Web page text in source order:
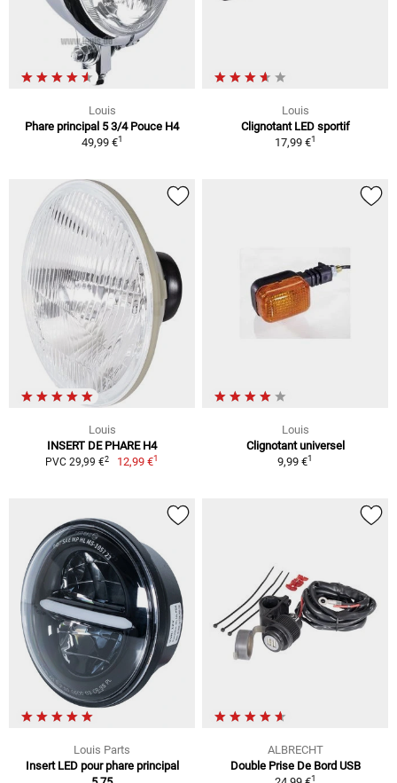
Louis
Phare principal 5 3/4 Pouce H4
49,99 €1
Louis
Clignotant LED sportif
17,99 €1
Louis
INSERT DE PHARE H4
PVC 29,99 €2 12,99 €1
Louis
Clignotant universel
9,99 €1
Louis Parts
Insert LED pour phare principal
ALBRECHT
Double Prise De Bord USB
1